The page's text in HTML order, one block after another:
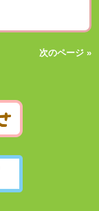
次のページ »